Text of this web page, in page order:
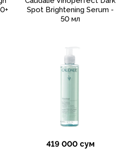
Spot Brightening Serum -
50 мл
419 000 сум